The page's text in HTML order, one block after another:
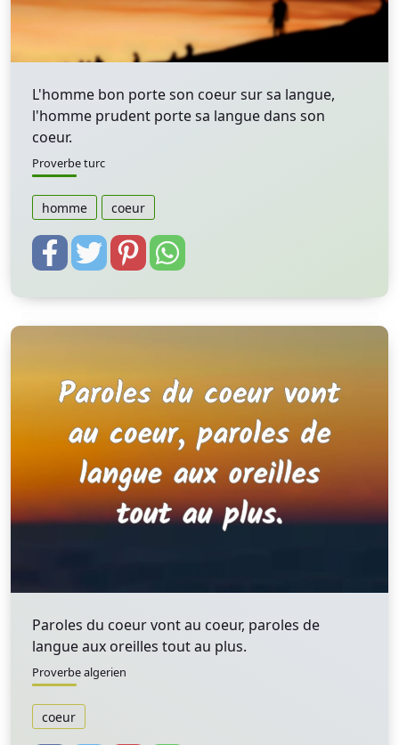
L'homme bon porte son coeur sur sa langue,
l'homme prudent porte sa langue dans son
coeur.
Proverbe turc
homme coeur
Paroles du coeur vont au coeur, paroles de
langue aux oreilles tout au plus.
Proverbe algerien
coeur